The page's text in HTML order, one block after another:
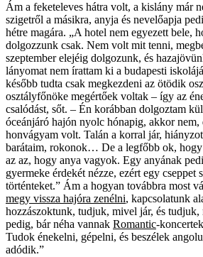
Ám a feketeleves hátra volt, a kislány már
szigetről a másikra, anyja és nevelőapja
hétre magára. „A hotel nem egyezett bele,
dolgozzunk csak. Nem volt mit tenni,
szeptember elejéig dolgozunk, és
lányomat nem írattam ki a budapesti
később tudta csak megkezdeni az ötödik
osztályfőnöke megértőek voltak – így az
csalódást, sőt. – Én korábban dolgoztam
óceánjáró hajón nyolc hónapig, akkor nem,
honvágyam volt. Talán a korral jár,
barátaim, rokonok… De a legfőbb ok,
az az, hogy anya vagyok. Egy anyának
gyermeke érdekét nézze, ezért egy cseppet
történteket.” Ám a hogyan továbbra most
megy vissza hajóra zenélni, kapcsolatunk
hozzászoktunk, tudjuk, mivel jár, és
pedig, bár néha vannak Romantic-
Tudok énekelni, gépelni, és beszélek
adódik.”